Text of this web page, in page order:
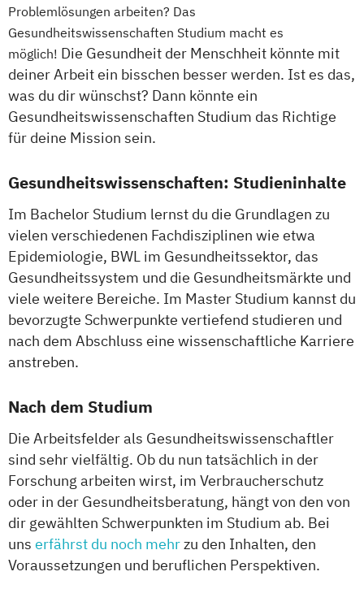
Problemlösungen arbeiten? Das
Gesundheitswissenschaften Studium macht es
möglich! Die Gesundheit der Menschheit könnte mit
deiner Arbeit ein bisschen besser werden. Ist es das,
was du dir wünschst? Dann könnte ein
Gesundheitswissenschaften Studium das Richtige
für deine Mission sein.
Gesundheitswissenschaften: Studieninhalte
Im Bachelor Studium lernst du die Grundlagen zu
vielen verschiedenen Fachdisziplinen wie etwa
Epidemiologie, BWL im Gesundheitssektor, das
Gesundheitssystem und die Gesundheitsmärkte und
viele weitere Bereiche. Im Master Studium kannst du
bevorzugte Schwerpunkte vertiefend studieren und
nach dem Abschluss eine wissenschaftliche Karriere
anstreben.
Nach dem Studium
Die Arbeitsfelder als Gesundheitswissenschaftler
sind sehr vielfältig. Ob du nun tatsächlich in der
Forschung arbeiten wirst, im Verbraucherschutz
oder in der Gesundheitsberatung, hängt von den von
dir gewählten Schwerpunkten im Studium ab. Bei
uns erfährst du noch mehrzu den Inhalten, den
Voraussetzungen und beruflichen Perspektiven.